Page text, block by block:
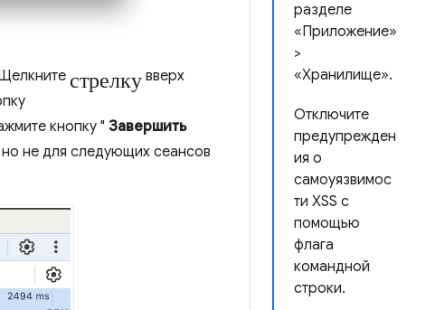
разделе
«Приложение»
>
«Хранилище».
Отключите
предупрежден
ия о
самоуязвимос
ти XSS с
помощью
флага
командной
строки.
стрелку вверх
кнопку " Завершить
но не для следующих сеансов